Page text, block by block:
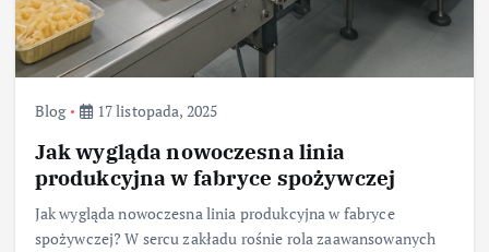
Blog 17 listopada, 2025
Jak wygląda nowoczesna linia
produkcyjna w fabryce spożywczej
Jak wygląda nowoczesna linia produkcyjna w fabryce
spożywczej? W sercu zakładu rośnie rola zaawansowanych